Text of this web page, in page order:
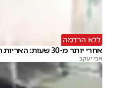
ללא הרדמה
אחרי יותר מ-30 שעות: האריות הגיעו לאפריקה. צפו
אבי יעקב